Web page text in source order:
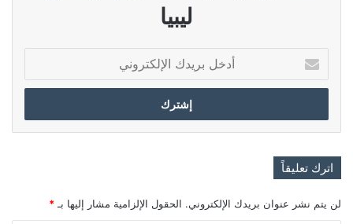
ليبيا
بريدك
الإلكتروني
اترك تعليقاً
لن يتم نشر عنوان بريدك الإلكتروني. الحقول الإلزامية مشار إليها بـ *